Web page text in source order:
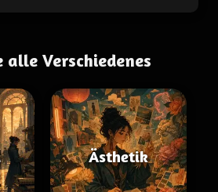
alle Verschiedenes
Ästhetik